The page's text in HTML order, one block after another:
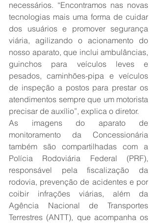
necessários. “Encontramos nas novas
tecnologias mais uma forma de cuidar
dos usuários e promover segurança
viária, agilizando o acionamento do
nosso aparato, que inclui ambulâncias,
guinchos para veículos leves e
pesados, caminhões-pipa e veículos
de inspeção a postos para prestar os
atendimentos sempre que um motorista
precisar de auxílio”, explica o diretor.
As imagens do aparato de
monitoramento da Concessionária
também são compartilhadas com a
Polícia Rodoviária Federal (PRF),
responsável pela fiscalização da
rodovia, prevenção de acidentes e por
coibir infrações viárias, além da
Agência Nacional de Transportes
Terrestres (ANTT), que acompanha os